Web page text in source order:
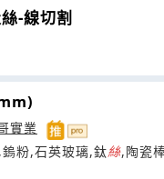
-線切割
實業
粉,石英玻璃,鈦絲,陶瓷